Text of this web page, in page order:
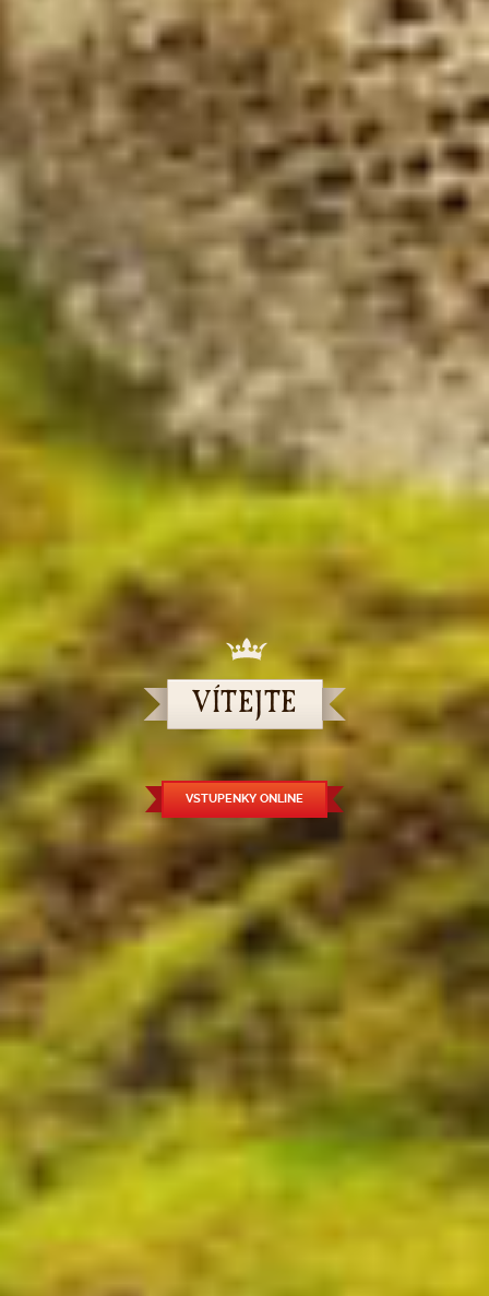
VÍTEJTE
VSTUPENKY ONLINE